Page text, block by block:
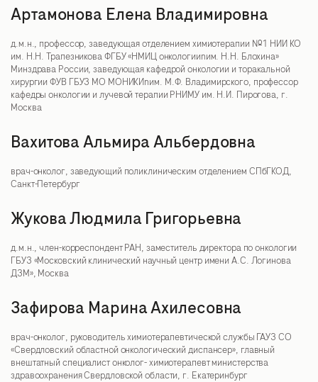
Артамонова Елена Владимировна
д.м.н., профессор, заведующая отделением химиотерапии №1 НИИ КО
им. Н.Н. Трапезникова ФГБУ «НМИЦ онкологииnим. Н.Н. Блохина»
Минздрава России, заведующая кафедрой онкологии и торакальной
хирургии ФУВ ГБУЗ МО МОНИКИnим. М.Ф. Владимирского, профессор
кафедры онкологии и лучевой терапии РНИМУ им. Н.И. Пирогова, г.
Москва
Вахитова Альмира Альбердовна
врач-онколог, заведующий поликлиническим отделением СПбГКОД,
Санкт-Петербург
Жукова Людмила Григорьевна
д.м.н., член-корреспондент РАН, заместитель директора по онкологии
ГБУЗ «Московский клинический научный центр имени А.С. Логинова
ДЗМ», Москва
Зафирова Марина Ахилесовна
врач-онколог, руководитель химиотерапевтической службы ГАУЗ СО
«Свердловский областной онкологический диспансер», главный
внештатный специалист онколог- химиотерапевт министерства
здравоохранения Свердловской области, г. Екатеринбург